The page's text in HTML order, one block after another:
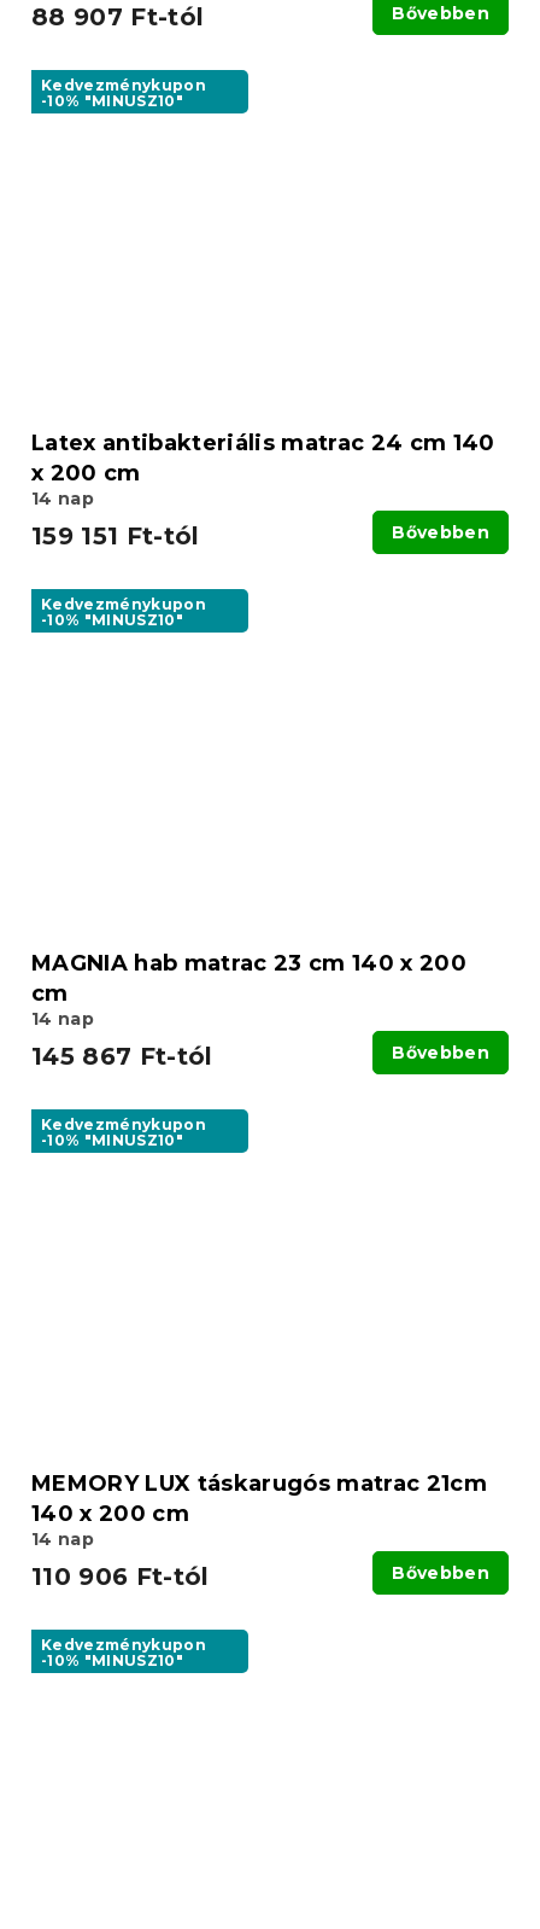
88 907 Ft-tól Bővebben
Kedvezménykupon
-10% "MINUSZ10"
Latex antibakteriális matrac 24 cm 140
x 200 cm
14 nap
159 151 Ft-tól Bővebben
Kedvezménykupon
-10% "MINUSZ10"
MAGNIA hab matrac 23 cm 140 x 200
cm
14 nap
145 867 Ft-tól Bővebben
Kedvezménykupon
-10% "MINUSZ10"
MEMORY LUX táskarugós matrac 21cm
140 x 200 cm
14 nap
110 906 Ft-tól Bővebben
Kedvezménykupon
-10% "MINUSZ10"